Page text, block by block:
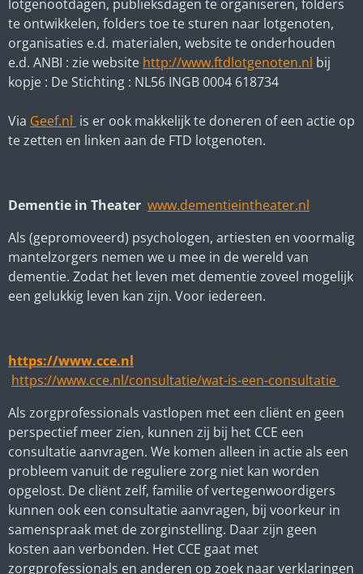
lotgenootdagen, publieksdagen te organiseren, folders
te ontwikkelen, folders toe te sturen naar lotgenoten,
organisaties e.d. materialen, website te onderhouden
e.d. ANBI : zie website http://www.ftdlotgenoten.nl bij
kopje : De Stichting : NL56 INGB 0004 618734
Via Geef.nl is er ook makkelijk te doneren of een actie op
te zetten en linken aan de FTD lotgenoten.
Dementie in Theater www.dementieintheater.nl
Als (gepromoveerd) psychologen, artiesten en voormalig
mantelzorgers nemen we u mee in de wereld van
dementie. Zodat het leven met dementie zoveel mogelijk
een gelukkig leven kan zijn. Voor iedereen.
https://www.cce.nl
https://www.cce.nl/consultatie/wat-is-een-consultatie
Als zorgprofessionals vastlopen met een cliënt en geen
perspectief meer zien, kunnen zij bij het CCE een
consultatie aanvragen. We komen alleen in actie als een
probleem vanuit de reguliere zorg niet kan worden
opgelost. De cliënt zelf, familie of vertegenwoordigers
kunnen ook een consultatie aanvragen, bij voorkeur in
samenspraak met de zorginstelling. Daar zijn geen
kosten aan verbonden. Het CCE gaat met
zorgprofessionals en anderen op zoek naar verklaringen